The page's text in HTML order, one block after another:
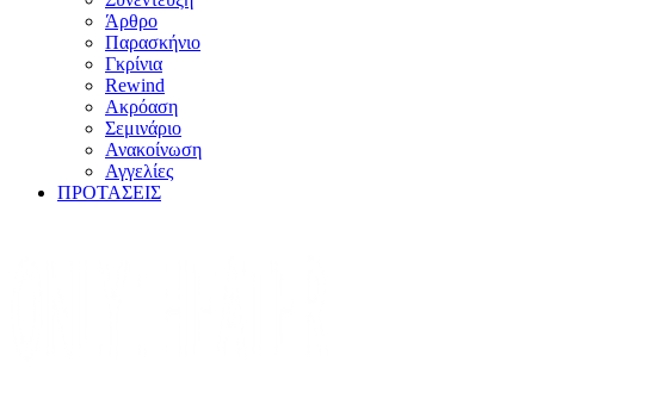
Άρθρο
Παρασκήνιο
Γκρίνια
Rewind
Ακρόαση
Σεμινάριο
Ανακοίνωση
Αγγελίες
ΠΡΟΤΑΣΕΙΣ